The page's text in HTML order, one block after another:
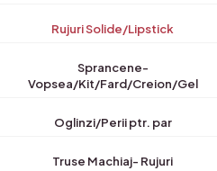
Rujuri Solide/Lipstick
Sprancene-
Vopsea/Kit/Fard/Creion/Gel
Oglinzi/Perii ptr. par
Truse Machiaj- Rujuri